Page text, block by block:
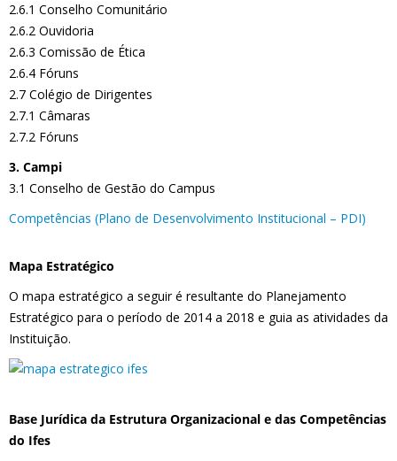
2.6.1 Conselho Comunitário
2.6.2 Ouvidoria
2.6.3 Comissão de Ética
2.6.4 Fóruns
2.7 Colégio de Dirigentes
2.7.1 Câmaras
2.7.2 Fóruns
3. Campi
3.1 Conselho de Gestão do Campus
Competências (Plano de Desenvolvimento Institucional – PDI)
Mapa Estratégico
O mapa estratégico a seguir é resultante do Planejamento
Estratégico para o período de 2014 a 2018 e guia as atividades da
Instituição.
Base Jurídica da Estrutura Organizacional e das Competências
do Ifes